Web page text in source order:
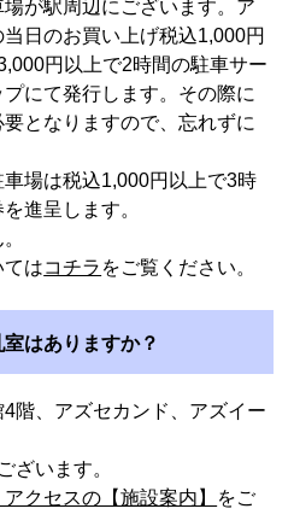
が駅周辺にございます。ア
日のお買い上げ税込1,000円
円以上で2時間の駐車サー
にて発行します。その際に
となりますので、忘れずに
場は税込1,000円以上で3時
進呈します。
はコチラ をご覧ください。
はありますか？
階、アズセカンド、アズイー
ざいます。
クセスの【施設案内】
をご